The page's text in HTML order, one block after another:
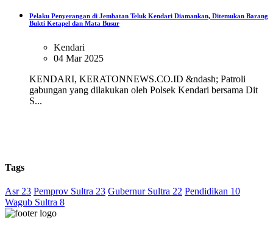
Pelaku Penyerangan di Jembatan Teluk Kendari Diamankan, Ditemukan Barang
Bukti Ketapel dan Mata Busur
Kendari
04 Mar 2025
KENDARI, KERATONNEWS.CO.ID &ndash; Patroli
gabungan yang dilakukan oleh Polsek Kendari bersama Dit
S...
Tags
Asr 23 Pemprov Sultra 23 Gubernur Sultra 22 Pendidikan 10
Wagub Sultra 8